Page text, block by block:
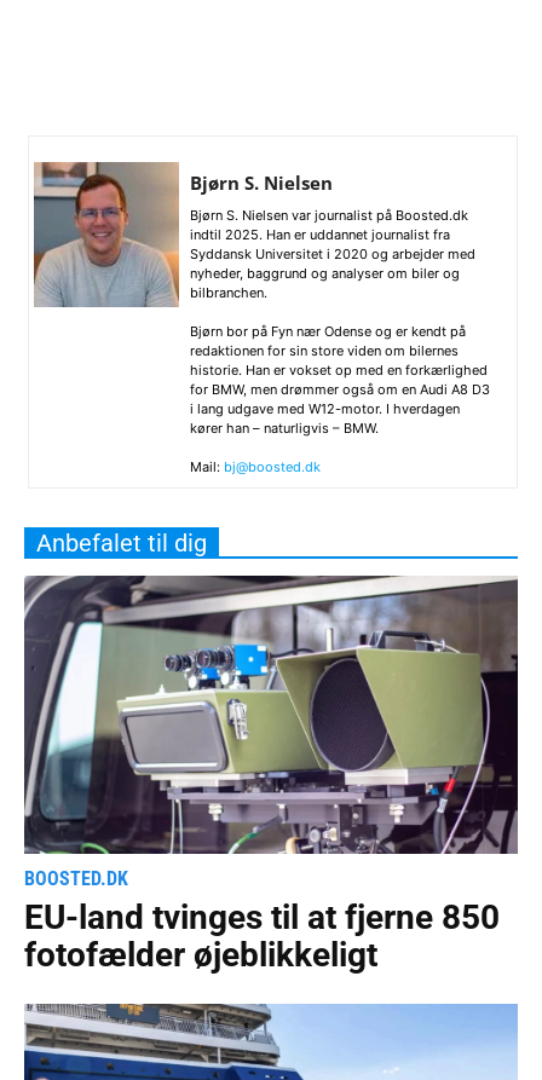
Bjørn S. Nielsen
Bjørn S. Nielsen var journalist på Boosted.dk
indtil 2025. Han er uddannet journalist fra
Syddansk Universitet i 2020 og arbejder med
nyheder, baggrund og analyser om biler og
bilbranchen.
Bjørn bor på Fyn nær Odense og er kendt på
redaktionen for sin store viden om bilernes
historie. Han er vokset op med en forkærlighed
for BMW, men drømmer også om en Audi A8 D3
i lang udgave med W12-motor. I hverdagen
kører han – naturligvis – BMW.
Mail: bj@boosted.dk